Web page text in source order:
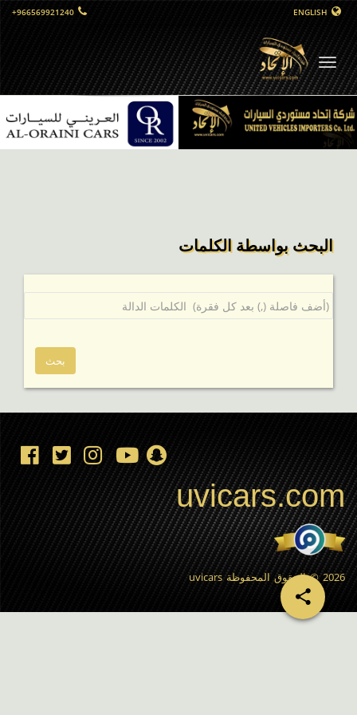
ENGLISH
+966569921240
التبديل
الملاحي
البحث بواسطة الكلمات
uvicars.com
2026 © الحقوق المحفوظة uvicars